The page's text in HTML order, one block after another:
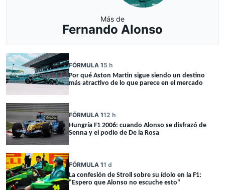
Más de
Fernando Alonso
FÓRMULA 15 h
Por qué Aston Martin sigue siendo un destino
más atractivo de lo que parece en el mercado
FÓRMULA 112 h
Hungría F1 2006: cuando Alonso se disfrazó de
Senna y el podio de De la Rosa
FÓRMULA 11 d
La confesión de Stroll sobre su ídolo en la F1:
"Espero que Alonso no escuche esto"